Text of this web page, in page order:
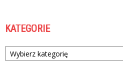
KATEGORIE
Kategorie